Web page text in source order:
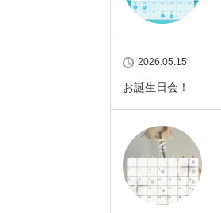
2026.05.15
お誕生日会！